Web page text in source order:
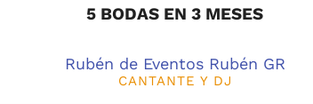
5 BODAS EN 3 MESES
Rubén de Eventos Rubén GR
CANTANTE Y DJ